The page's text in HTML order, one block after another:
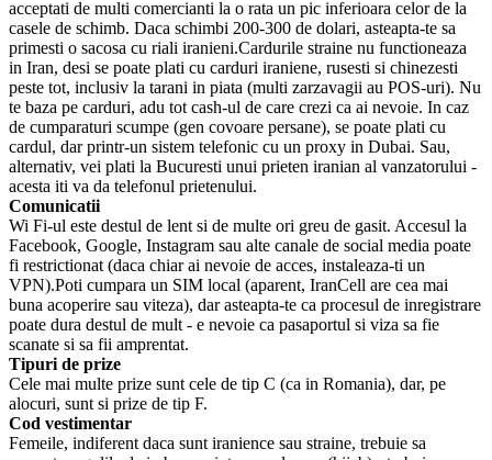
acceptati de multi comercianti la o rata un pic inferioara celor de la
casele de schimb. Daca schimbi 200-300 de dolari, asteapta-te sa
primesti o sacosa cu riali iranieni.Cardurile straine nu functioneaza
in Iran, desi se poate plati cu carduri iraniene, rusesti si chinezesti
peste tot, inclusiv la tarani in piata (multi zarzavagii au POS-uri). Nu
te baza pe carduri, adu tot cash-ul de care crezi ca ai nevoie. In caz
de cumparaturi scumpe (gen covoare persane), se poate plati cu
cardul, dar printr-un sistem telefonic cu un proxy in Dubai. Sau,
alternativ, vei plati la Bucuresti unui prieten iranian al vanzatorului -
acesta iti va da telefonul prietenului.
Comunicatii
Wi Fi-ul este destul de lent si de multe ori greu de gasit. Accesul la
Facebook, Google, Instagram sau alte canale de social media poate
fi restrictionat (daca chiar ai nevoie de acces, instaleaza-ti un
VPN).Poti cumpara un SIM local (aparent, IranCell are cea mai
buna acoperire sau viteza), dar asteapta-te ca procesul de inregistrare
poate dura destul de mult - e nevoie ca pasaportul si viza sa fie
scanate si sa fii amprentat.
Tipuri de prize
Cele mai multe prize sunt cele de tip C (ca in Romania), dar, pe
alocuri, sunt si prize de tip F.
Cod vestimentar
Femeile, indiferent daca sunt iranience sau straine, trebuie sa